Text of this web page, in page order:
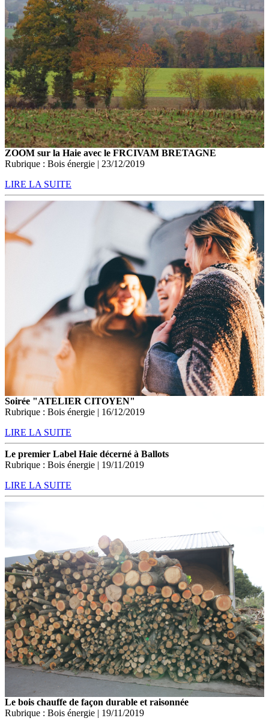
ZOOM sur la Haie avec le FRCIVAM BRETAGNE
Rubrique : Bois énergie | 23/12/2019
LIRE LA SUITE
Soirée "ATELIER CITOYEN"
Rubrique : Bois énergie | 16/12/2019
LIRE LA SUITE
Le premier Label Haie décerné à Ballots
Rubrique : Bois énergie | 19/11/2019
LIRE LA SUITE
Le bois chauffe de façon durable et raisonnée
Rubrique : Bois énergie | 19/11/2019